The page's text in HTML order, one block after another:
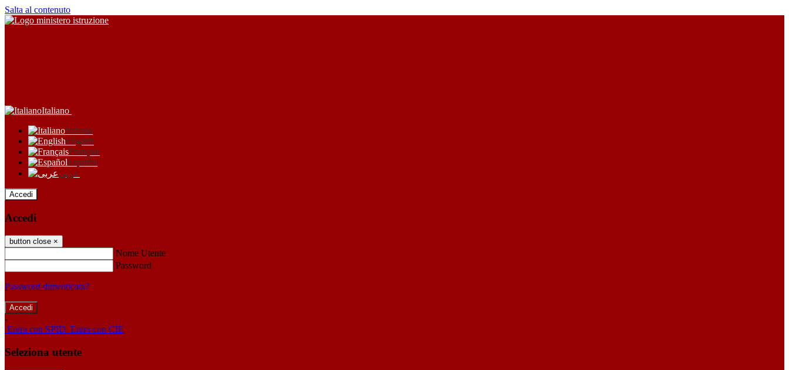
Salta al contenuto
Italiano
Italiano
English
Français
Español
عربى
Accedi
Accedi
button close ×
Nome Utente
Password
Password dimenticata?
-
Entra con SPID Entra con CIE
Seleziona utente